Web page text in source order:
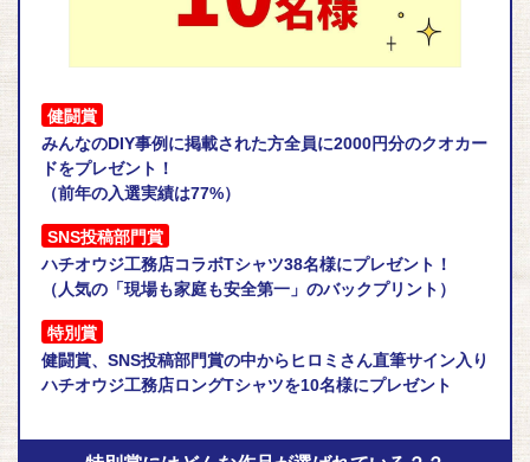
健闘賞
みんなのDIY事例に掲載された方全員に2000円分のクオカー
ドをプレゼント！
（前年の入選実績は77%）
SNS投稿部門賞
ハチオウジ工務店コラボTシャツ38名様にプレゼント！
（人気の「現場も家庭も安全第一」のバックプリント）
特別賞
健闘賞、SNS投稿部門賞の中からヒロミさん直筆サイン入り
ハチオウジ工務店ロングTシャツを10名様にプレゼント